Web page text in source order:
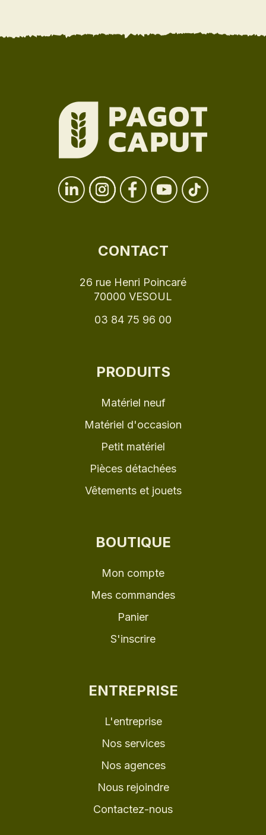
CONTACT
26 rue Henri Poincaré
70000 VESOUL
03 84 75 96 00
PRODUITS
Matériel neuf
Matériel d'occasion
Petit matériel
Pièces détachées
Vêtements et jouets
BOUTIQUE
Mon compte
Mes commandes
Panier
S'inscrire
ENTREPRISE
L'entreprise
Nos services
Nos agences
Nous rejoindre
Contactez-nous